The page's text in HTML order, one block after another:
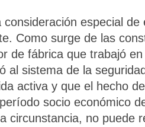
especial de
Como surge de las
de fábrica que trabajó
al sistema de la
activa y que el hecho
socio económico
circunstancia, no puede